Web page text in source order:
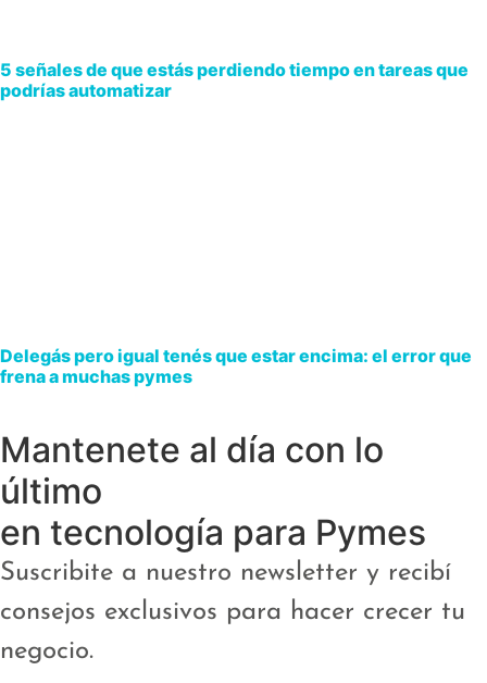
5 señales de que estás perdiendo tiempo en tareas que
podrías automatizar
Delegás pero igual tenés que estar encima: el error que
frena a muchas pymes
Mantenete al día con lo
último
en tecnología para Pymes
Suscribite a nuestro newsletter y recibí
consejos exclusivos para hacer crecer tu
negocio.